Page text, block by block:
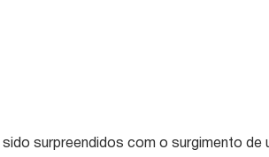
surpreendidos com o surgimento de